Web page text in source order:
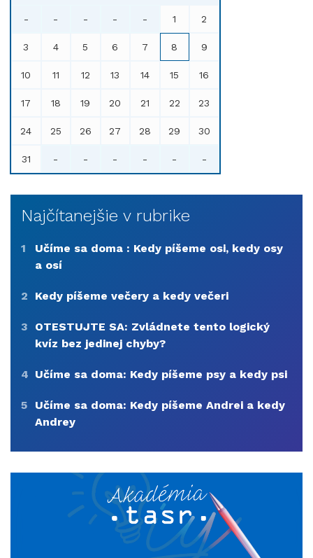
- - - - - 1 2
3 4 5 6 7 8 9
10 11 12 13 14 15 16
17 18 19 20 21 22 23
24 25 26 27 28 29 30
31 - - - - - -
Najčítanejšie v rubrike
1
Učíme sa doma : Kedy píšeme osi, kedy osy
a osí
2 Kedy píšeme večery a kedy večeri
3
OTESTUJTE SA: Zvládnete tento logický
kvíz bez jedinej chyby?
4 Učíme sa doma: Kedy píšeme psy a kedy psi
5
Učíme sa doma: Kedy píšeme Andrei a kedy
Andrey